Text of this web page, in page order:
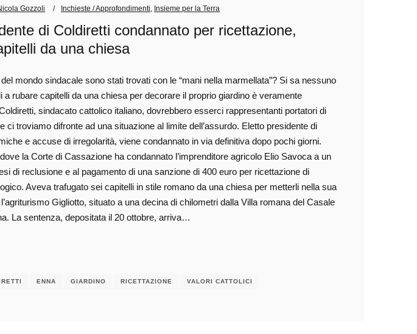
Gozzoli Inchieste / Approfondimenti Insieme per la Terra
di Coldiretti condannato per ricettazione,
da una chiesa
mondo sindacale sono stati trovati con le “mani nella marmellata”? Si sa nessuno
a rubare capitelli da una chiesa per decorare il proprio giardino è veramente
sindacato cattolico italiano, dovrebbero esserci rappresentanti portatori di
ci troviamo difronte ad una situazione al limite dell’assurdo. Eletto presidente di
e accuse di irregolarità, viene condannato in via definitiva dopo pochi giorni.
la Corte di Cassazione ha condannato l’imprenditore agricolo Elio Savoca a un
di reclusione e al pagamento di una sanzione di 400 euro per ricettazione di
Aveva trafugato sei capitelli in stile romano da una chiesa per metterli nella sua
Gigliotto, situato a una decina di chilometri dalla Villa romana del Casale
La sentenza, depositata il 20 ottobre, arriva…
ENNA GIARDINO RICETTAZIONE VALORI CATTOLICI